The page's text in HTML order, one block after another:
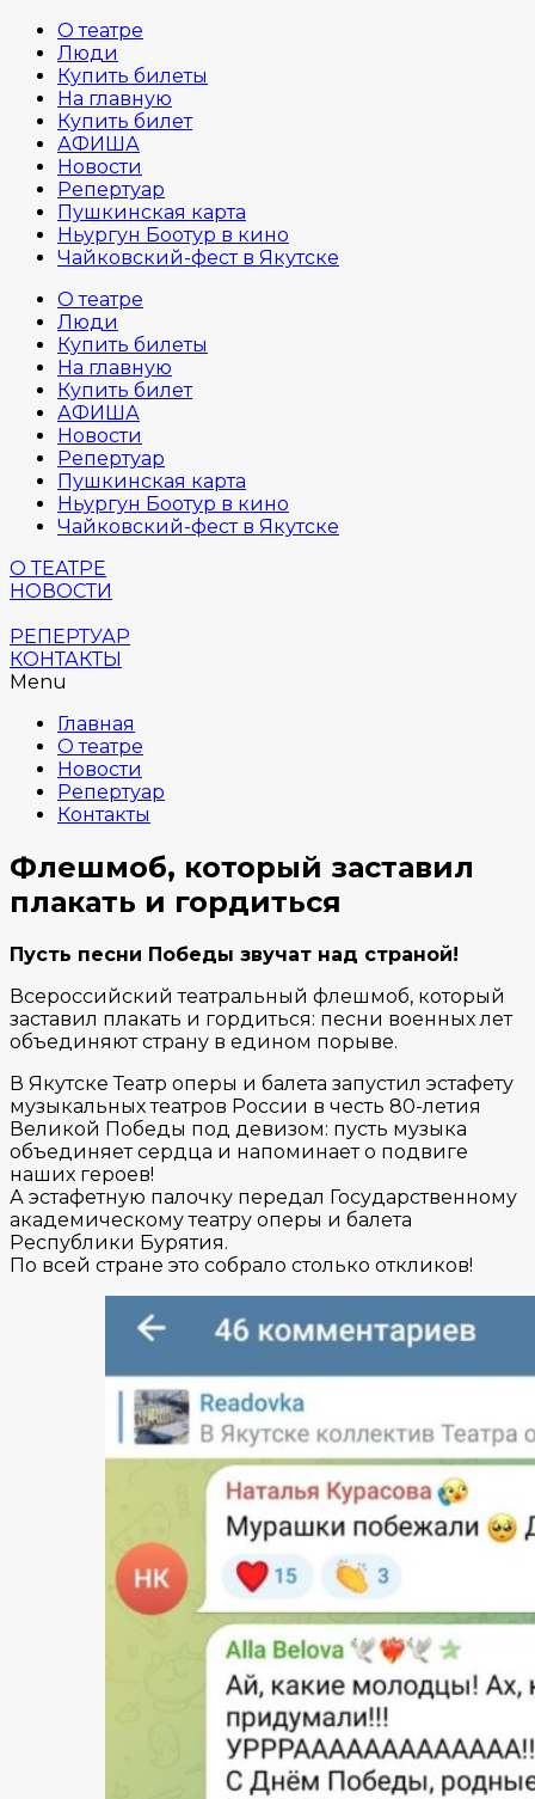
О театре
Люди
Купить билеты
На главную
Купить билет
АФИША
Новости
Репертуар
Пушкинская карта
Ньургун Боотур в кино
Чайковский-фест в Якутске
О театре
Люди
Купить билеты
На главную
Купить билет
АФИША
Новости
Репертуар
Пушкинская карта
Ньургун Боотур в кино
Чайковский-фест в Якутске
О ТЕАТРЕ
НОВОСТИ
РЕПЕРТУАР
КОНТАКТЫ
Menu
Главная
О театре
Новости
Репертуар
Контакты
Флешмоб, который заставил
плакать и гордиться
Пусть песни Победы звучат над страной!
Всероссийский театральный флешмоб, который
заставил плакать и гордиться: песни военных лет
объединяют страну в едином порыве.
В Якутске Театр оперы и балета запустил эстафету
музыкальных театров России в честь 80-летия
Великой Победы под девизом: пусть музыка
объединяет сердца и напоминает о подвиге
наших героев!
А эстафетную палочку передал Государственному
академическому театру оперы и балета
Республики Бурятия.
По всей стране это собрало столько откликов!